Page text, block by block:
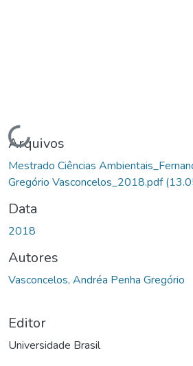
Carregando...
Arquivos
Mestrado Ciências
Gregório Vasconcelos_2018.pdf
Data
2018
Autores
Vasconcelos, Andréa Penha Gregório
Editor
Universidade Brasil